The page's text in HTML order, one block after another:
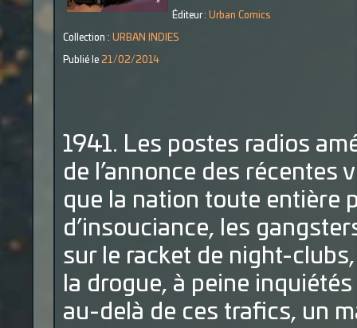
Éditeur : Urban Comics
Collection : URBAN INDIES
Publié le 21/02/2014
1941. Les postes radios
de l’annonce des récentes
que la nation toute entière
d’insouciance, les
sur le racket de night-
la drogue, à peine
au-delà de ces trafics, un